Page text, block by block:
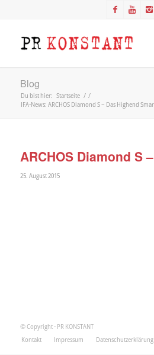
Blog
Du bist hier: Startseite / /
IFA-News: ARCHOS Diamond S – Das Highend
ARCHOS Diamond S
25. August 2015
© Copyright - PR KONSTANT
Kontakt
Impressum Datenschutzerklärung